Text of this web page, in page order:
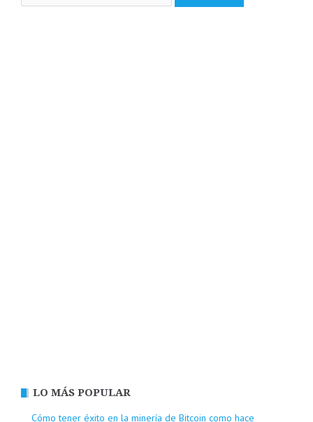
LO MÁS POPULAR
Cómo tener éxito en la minería de Bitcoin como hace